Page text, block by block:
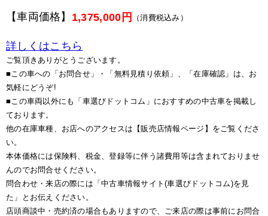
【車両価格】 1,375,000円 （消費税込み）
詳しくはこちら
ご覧頂きありがとうございます。
■この車への「お問合せ」・「無料見積り依頼」、「在庫確認」は、お
気軽にどうぞ!
■この車両以外にも「車選びドットコム」におすすめの中古車を掲載し
ております。
他の在庫車種、お店へのアクセスは【販売店情報ページ】をご覧くださ
い。
本体価格には保険料、税金、登録等に伴う諸費用等は含まれておりませ
んのでお問合せください。
問合わせ・来店の際には「中古車情報サイト(車選びドットコム)を見
た」とお伝えください。
店頭商談中・売約済の場合もありますので、ご来店の際は事前にお問合